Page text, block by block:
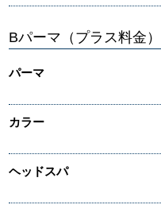
Bパーマ（プラス料金）
パーマ
カラー
ヘッドスパ